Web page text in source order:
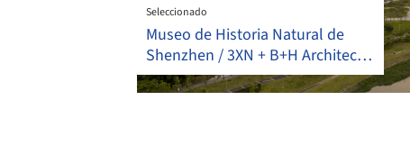
Seleccionado
Museo de Historia Natural de
Shenzhen / 3XN + B+H Architects
+ ZHUBO Design